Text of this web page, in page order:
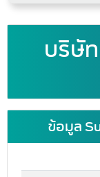
บริษั
ข้อมูล